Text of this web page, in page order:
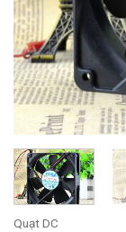
Quạt DC